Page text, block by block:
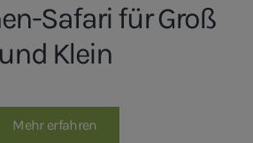
Safari für Groß
und Klein
Mehr erfahren